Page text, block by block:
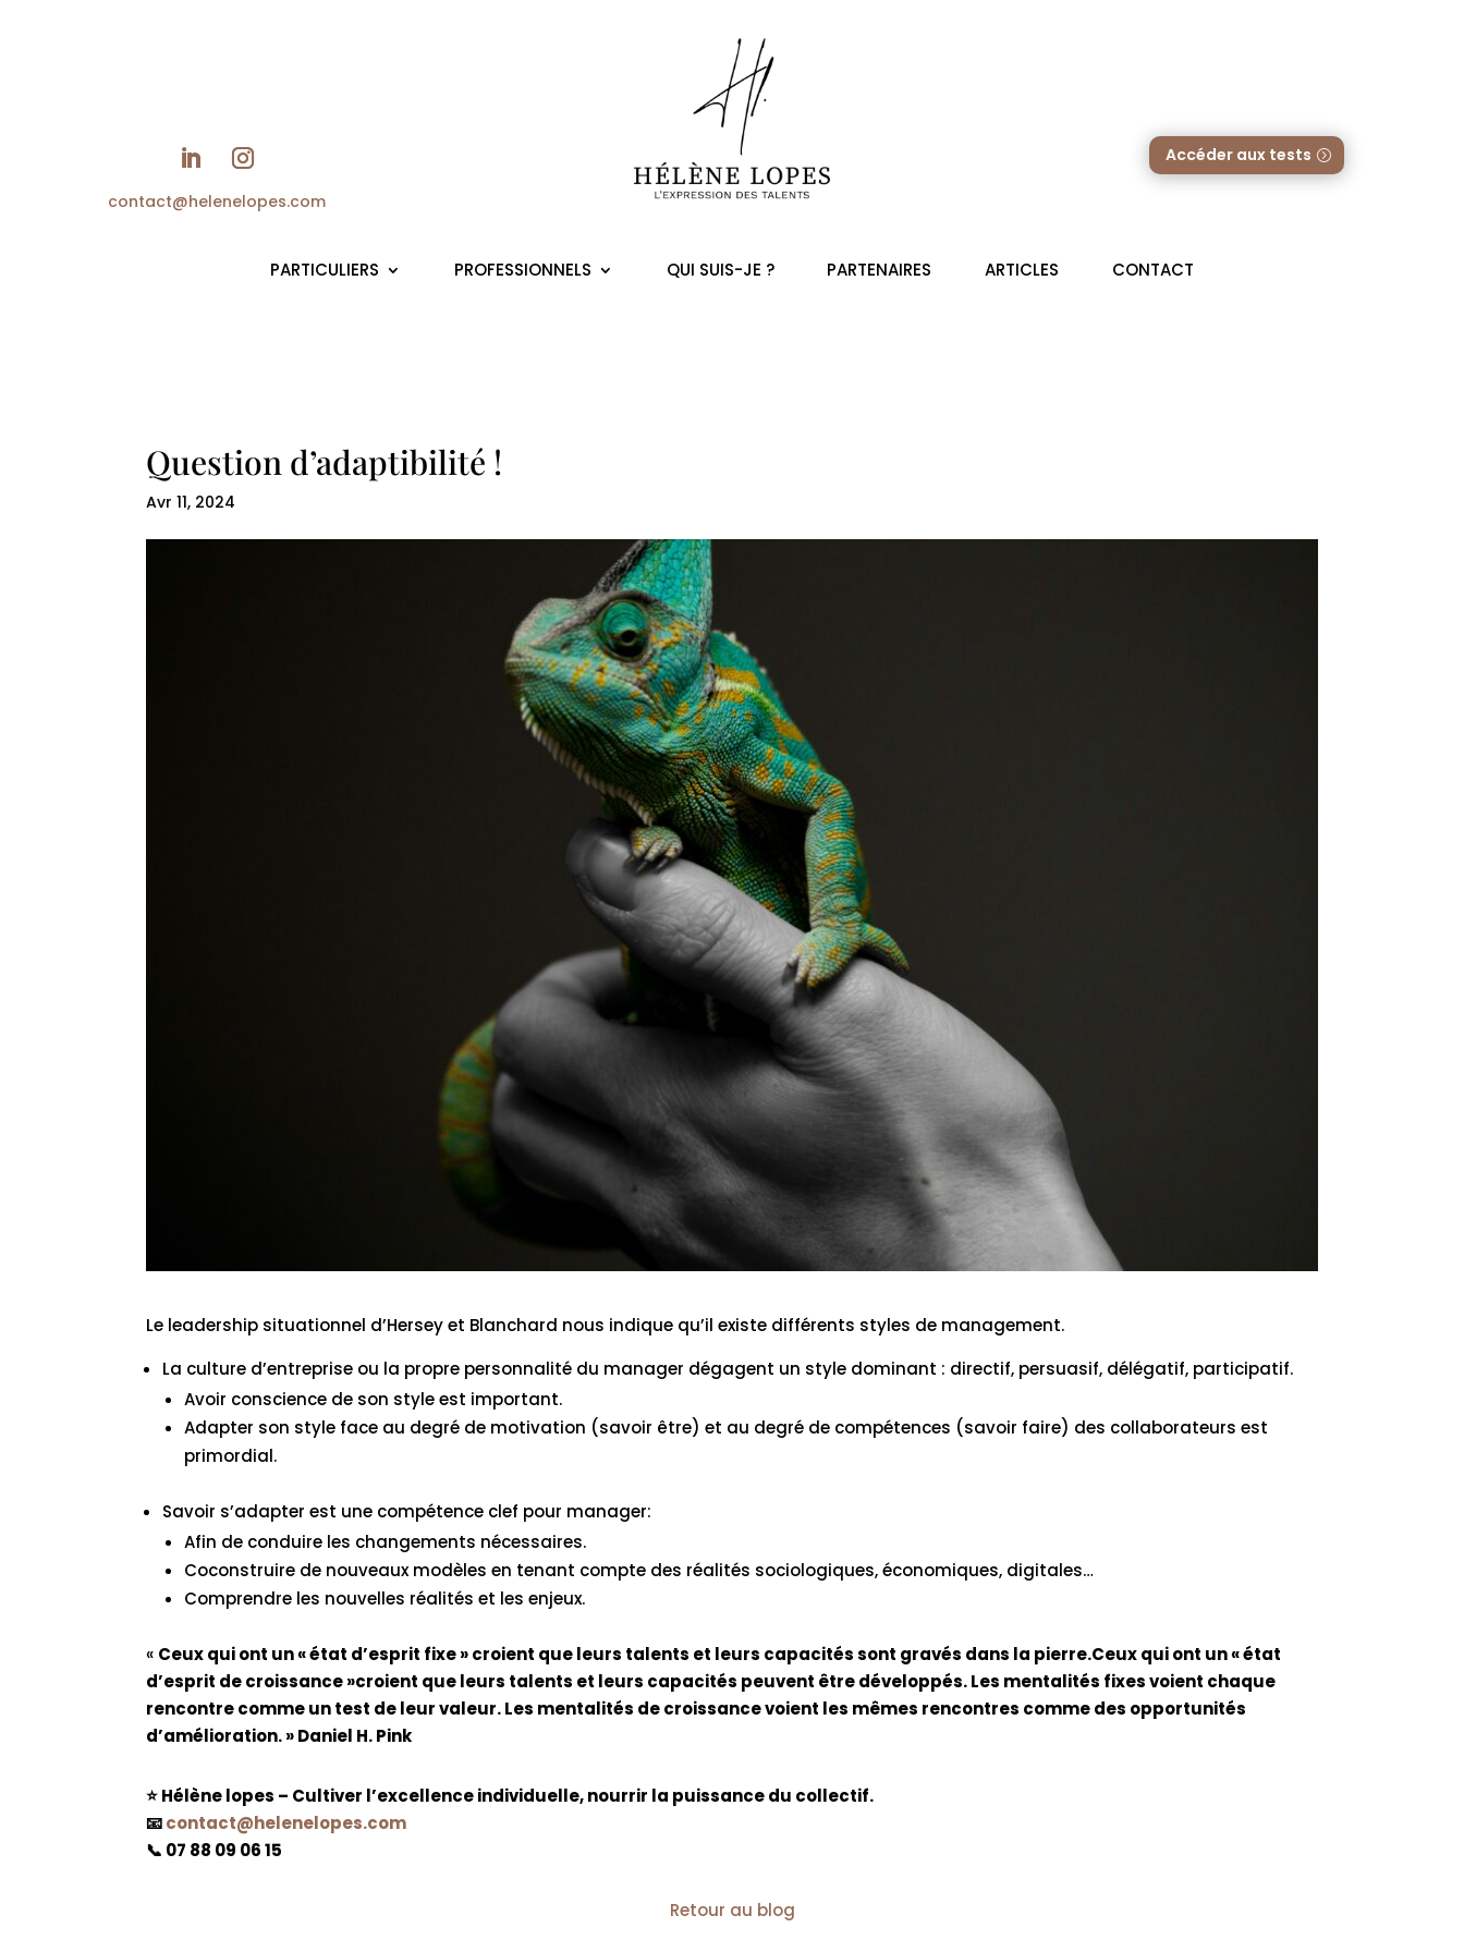
Herbal Remedy
contact@helenelopes.com
Accéder aux tests
PARTICULIERS PROFESSIONNELS QUI SUIS-JE ? PARTENAIRES ARTICLES CONTACT
Question d’adaptibilité !
Avr 11, 2024
Le leadership situationnel d’Hersey et Blanchard nous indique qu’il existe différents styles de management.
La culture d’entreprise ou la propre personnalité du manager dégagent un style dominant : directif, persuasif, délégatif, participatif.
Avoir conscience de son style est important.
Adapter son style face au degré de motivation (savoir être) et au degré de compétences (savoir faire) des collaborateurs est
primordial.
Savoir s’adapter est une compétence clef pour manager:
Afin de conduire les changements nécessaires.
Coconstruire de nouveaux modèles en tenant compte des réalités sociologiques, économiques, digitales…
Comprendre les nouvelles réalités et les enjeux.
« Ceux qui ont un « état d’esprit fixe » croient que leurs talents et leurs capacités sont gravés dans la pierre.Ceux qui ont un « état
d’esprit de croissance »croient que leurs talents et leurs capacités peuvent être développés. Les mentalités fixes voient chaque
rencontre comme un test de leur valeur. Les mentalités de croissance voient les mêmes rencontres comme des opportunités
d’amélioration. » Daniel H. Pink
⭐ Hélène lopes – Cultiver l’excellence individuelle, nourrir la puissance du collectif.
📧contact@helenelopes.com
📞 07 88 09 06 15
Retour au blog